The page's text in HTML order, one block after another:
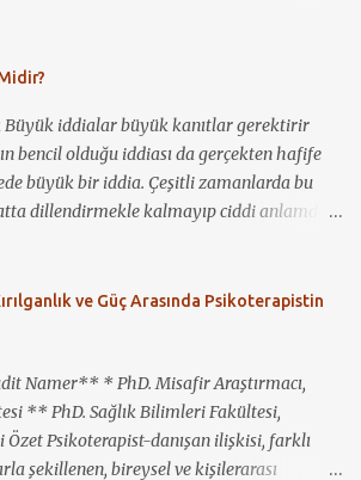
annem, o dönem kendisinin de
ben kabul etmedim. “Ben deli değilim”
iyice çıkışsız gözükmüş olacak ki kabul
klinikte, daha sonra zaman zaman
sonrasında da muayenehanesinde,
olduğu gibi, eşcinsellik konusunda
da şuradan çıkarıyorum; hiçbir zaman
Büyük iddialar büyük kanıtlar gerektirir
bencil olduğu iddiası da gerçekten hafife
büyük bir iddia. Çeşitli zamanlarda bu
dillendirmekle kalmayıp ciddi anlamda
ileri sürüyor: Sözgelimi; savaşlar,
ve tecavüzler, eşitsizlikler sözde insan
baktığımızda savaşları, yıkımları,
olmak çok da zor olmasa gerek.
insanın bencilliği meselesinin oldukça
gözlemlemekteyim. Bu, yalnızca bir
ve Güç Arasında Psikoterapistin
Namer** * PhD. Misafir Araştırmacı,
** PhD. Sağlık Bilimleri Fakültesi,
Özet Psikoterapist-danışan ilişkisi, farklı
şekillenen, bireysel ve kişilerarası